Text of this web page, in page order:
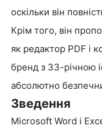
оскільки він
Крім того, він
як редактор PDF і
бренд з 33-річною
абсолютно
Зведення
Microsoft Word і